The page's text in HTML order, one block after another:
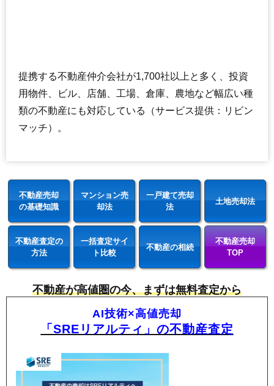
提携する不動産仲介会社が1,700社以上と多く、投資
用物件、ビル、店舗、工場、倉庫、農地など幅広い種
類の不動産にも対応している（サービス提供：リビン
マッチ）。
不動産売却
の基礎知識
マンション売
却法
一戸建て売却
法
土地売却法
不動産査定の
方法
一括査定サイ
ト比較
不動産の相続
不動産売却
TOP
不動産が高値圏の今、まずは無料査定から
AI技術×高値売却
「SREリアルティ」の不動産査定